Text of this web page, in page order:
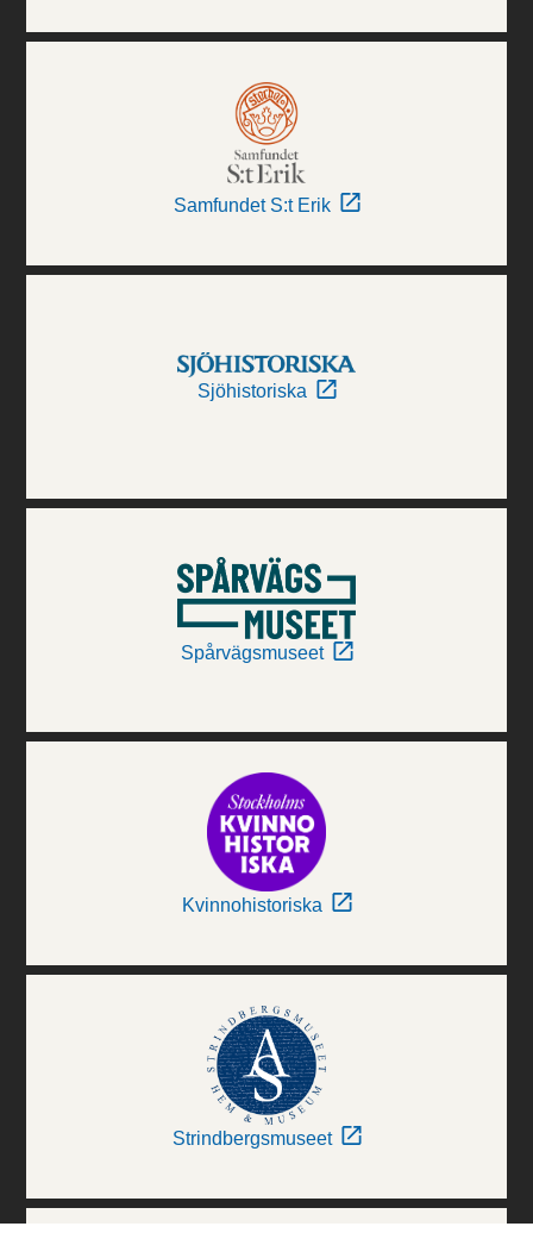
Samfundet S:t Erik
Sjöhistoriska
Spårvägsmuseet
Kvinnohistoriska
Strindbergsmuseet